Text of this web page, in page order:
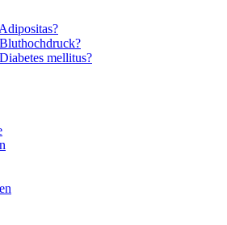
mellitus?